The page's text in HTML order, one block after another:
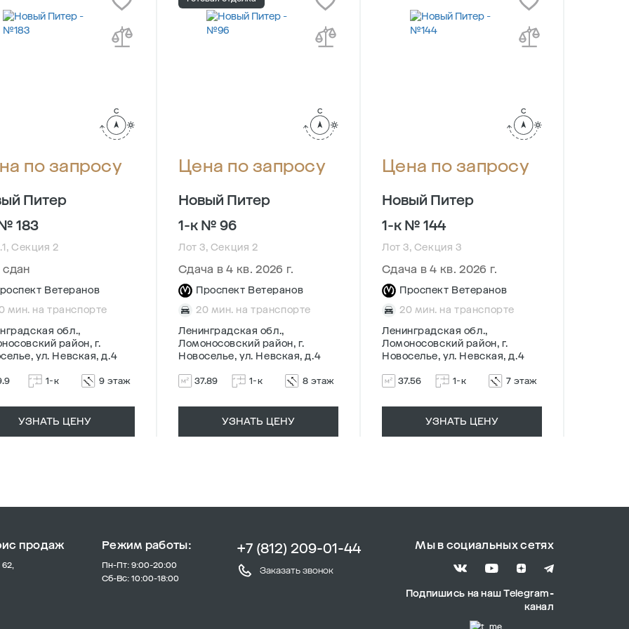
по запросу
Питер
183
Секция 2
Ветеранов
мин. на транспорте
обл.,
район, г.
ул. Невская, д.4
1-к 9 этаж
УЗНАТЬ ЦЕНУ
Цена по запросу
Новый Питер
1-к № 96
Лот 3, Секция 2
Сдача в 4 кв. 2026 г.
Проспект Ветеранов
20 мин. на транспорте
Ленинградская обл.,
Ломоносовский район, г.
Новоселье, ул. Невская, д.4
37.89 1-к 8 этаж
УЗНАТЬ ЦЕНУ
Цена по запросу
Новый Питер
1-к № 144
Лот 3, Секция 3
Сдача в 4 кв. 2026 г.
Проспект Ветеранов
20 мин. на транспорте
Ленинградская обл.,
Ломоносовский район, г.
Новоселье, ул. Невская, д.4
37.56 1-к 7 этаж
УЗНАТЬ ЦЕНУ
продаж
62,
Режим работы:
Пн-Пт: 9:00-20:00
Сб-Вс: 10:00-18:00
+7 (812) 209-01-44
Заказать звонок
Мы в социальных сетях
Подпишись на наш Telegram-
канал